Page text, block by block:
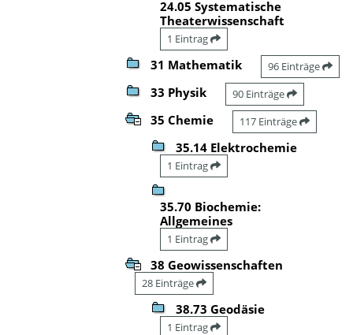
24.05 Systematische
Theaterwissenschaft
1 Eintrag
31 Mathematik 96 Einträge
33 Physik 90 Einträge
35 Chemie 117 Einträge
35.14 Elektrochemie
1 Eintrag
35.70 Biochemie:
Allgemeines
1 Eintrag
38 Geowissenschaften
28 Einträge
38.73 Geodäsie
1 Eintrag